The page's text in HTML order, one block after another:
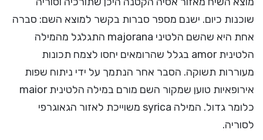
שוכנות כיום. ישנם מספר סברות בקשר למוצא השם: סברה
אחת היא שהשם הלטיני majorana התגלגל מהמילה
הלטינית amor בגלל שהרומאים יחסו לצמח תכונות
מעוררות תשוקה. הסבר אחר הנתמך על ידי ניתוח שפות
אירופאיות טוען שמקור השם מורם במילה הלטינית maior
כלומר גדול. המילה syrica משוייכת לאזור הגאוגרפי
לסוריה.